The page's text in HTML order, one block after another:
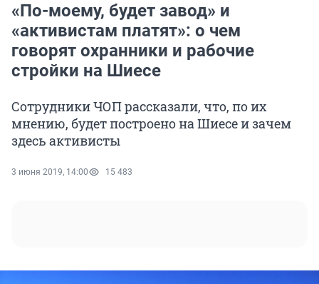
«По-моему, будет завод» и
«активистам платят»: о чем
говорят охранники и рабочие
стройки на Шиесе
Сотрудники ЧОП рассказали, что, по их
мнению, будет построено на Шиесе и зачем
здесь активисты
3 июня 2019, 14:00 15 483